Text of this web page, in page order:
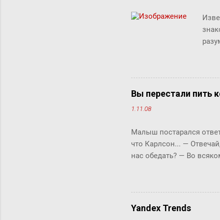
Вы перестали пить
1.11.08
Малыш постарался
что Карлсон... ―
нас обедать? ― Во
ответить «да» или
задам тебе простой
отвечай ― да или нет? У
Yandex Trends